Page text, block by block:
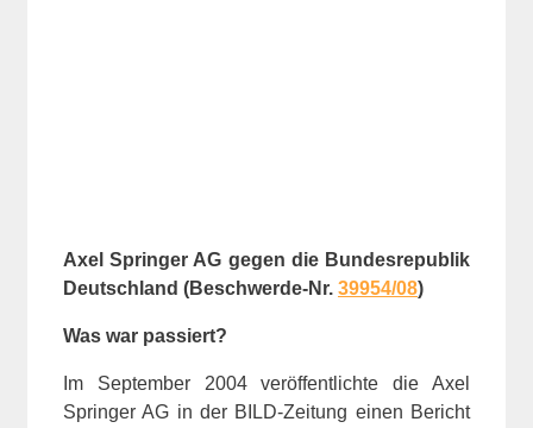
Axel Springer AG gegen die Bundesrepublik
Deutschland (Beschwerde-Nr. 39954/08)
Was war passiert?
Im September 2004 veröffentlichte die Axel
Springer AG in der BILD-Zeitung einen Bericht